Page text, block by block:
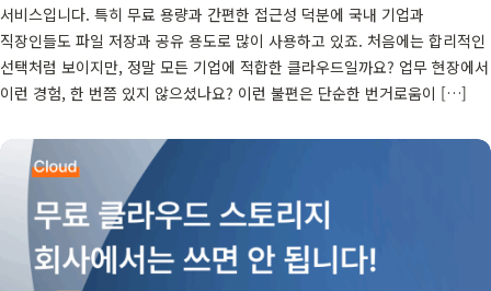
서비스입니다. 특히 무료 용량과 간편한 접근성 덕분에 국내 기업과
직장인들도 파일 저장과 공유 용도로 많이 사용하고 있죠. 처음에는 합리적인
선택처럼 보이지만, 정말 모든 기업에 적합한 클라우드일까요? 업무 현장에서
이런 경험, 한 번쯤 있지 않으셨나요? 이런 불편은 단순한 번거로움이 […]